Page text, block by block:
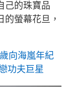
己的珠寶品
螢幕花旦，
向海嵐年紀
功夫巨星